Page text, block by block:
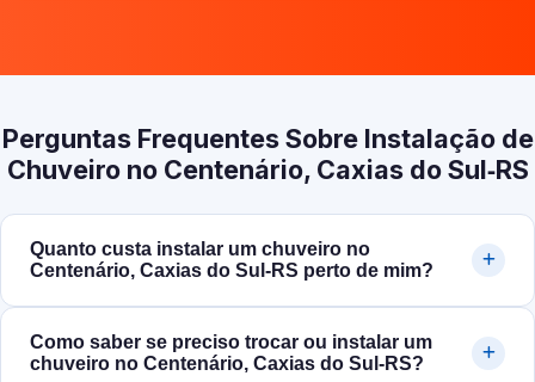
Perguntas Frequentes Sobre Instalação de
Chuveiro no Centenário, Caxias do Sul‑RS
Quanto custa instalar um chuveiro no
Centenário, Caxias do Sul‑RS perto de mim?
Como saber se preciso trocar ou instalar um
chuveiro no Centenário, Caxias do Sul‑RS?